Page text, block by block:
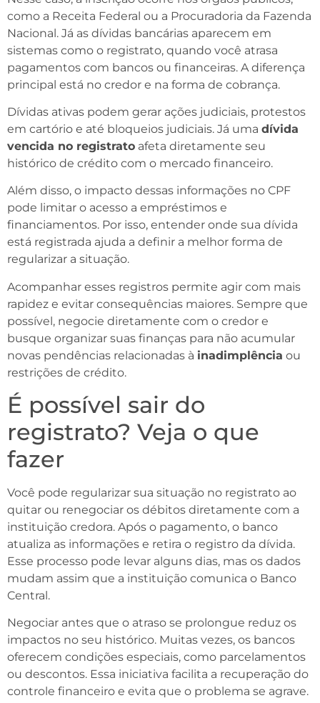
como a Receita Federal ou a Procuradoria da Fazenda
Nacional. Já as dívidas bancárias aparecem em
sistemas como o registrato, quando você atrasa
pagamentos com bancos ou financeiras. A diferença
principal está no credor e na forma de cobrança.
Dívidas ativas podem gerar ações judiciais, protestos
em cartório e até bloqueios judiciais. Já uma dívida
vencida no registrato afeta diretamente seu
histórico de crédito com o mercado financeiro.
Além disso, o impacto dessas informações no CPF
pode limitar o acesso a empréstimos e
financiamentos. Por isso, entender onde sua dívida
está registrada ajuda a definir a melhor forma de
regularizar a situação.
Acompanhar esses registros permite agir com mais
rapidez e evitar consequências maiores. Sempre que
possível, negocie diretamente com o credor e
busque organizar suas finanças para não acumular
novas pendências relacionadas à inadimplência ou
restrições de crédito.
É possível sair do
registrato? Veja o que
fazer
Você pode regularizar sua situação no registrato ao
quitar ou renegociar os débitos diretamente com a
instituição credora. Após o pagamento, o banco
atualiza as informações e retira o registro da dívida.
Esse processo pode levar alguns dias, mas os dados
mudam assim que a instituição comunica o Banco
Central.
Negociar antes que o atraso se prolongue reduz os
impactos no seu histórico. Muitas vezes, os bancos
oferecem condições especiais, como parcelamentos
ou descontos. Essa iniciativa facilita a recuperação do
controle financeiro e evita que o problema se agrave.